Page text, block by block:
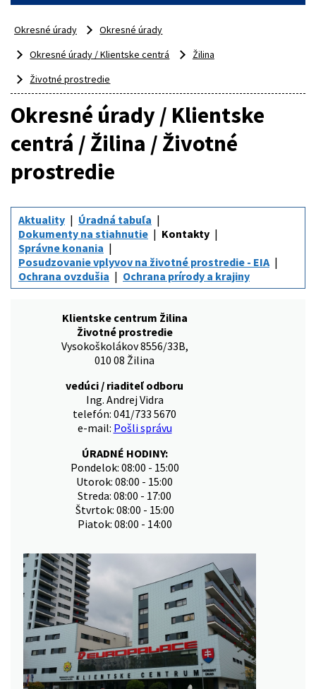
Okresné úrady
Okresné úrady
Okresné úrady / Klientske centrá
Žilina
Životné prostredie
Okresné úrady / Klientske
centrá / Žilina / Životné
prostredie
Aktuality
Úradná tabuľa
Dokumenty na stiahnutie
Kontakty
Správne konania
Posudzovanie vplyvov na životné prostredie - EIA
Ochrana ovzdušia
Ochrana prírody a krajiny
Klientske centrum Žilina
Životné prostredie
Vysokoškolákov 8556/33B,
010 08 Žilina
vedúci / riaditeľ odboru
Ing. Andrej Vidra
telefón: 041/733 5670
e-mail: Pošli správu
ÚRADNÉ HODINY:
Pondelok: 08:00 - 15:00
Utorok: 08:00 - 15:00
Streda: 08:00 - 17:00
Štvrtok: 08:00 - 15:00
Piatok: 08:00 - 14:00